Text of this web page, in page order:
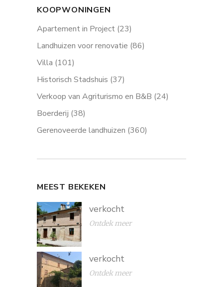
KOOPWONINGEN
Apartement in Project (23)
Landhuizen voor renovatie (86)
Villa (101)
Historisch Stadshuis (37)
Verkoop van Agriturismo en B&B (24)
Boerderij (38)
Gerenoveerde landhuizen (360)
MEEST BEKEKEN
verkocht
Ontdek meer
verkocht
Ontdek meer